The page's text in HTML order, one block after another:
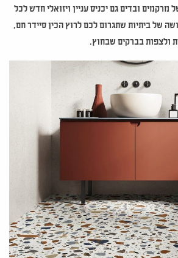
מרקמים ובדים גם יכניס עניין ויזואלי חדש לכל
של ביתיות שתגרום לכם לרוץ הכין סיידר חם,
ולצפות בברקים שבחוץ.